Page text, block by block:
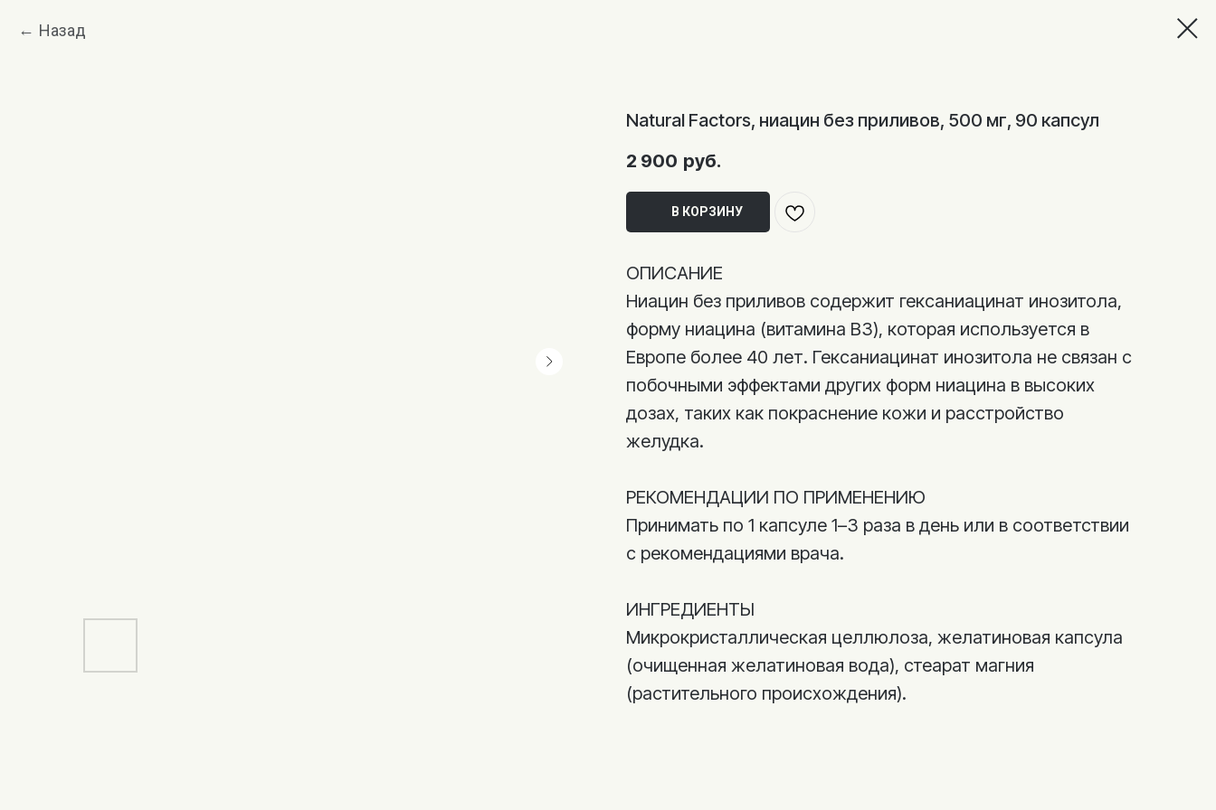
Назад
Natural Factors, ниацин без приливов, 500 мг, 90 капсул
2 900 руб.
В КОРЗИНУ
ОПИСАНИЕ
Ниацин без приливов содержит гексаниацинат инозитола,
форму ниацина (витамина B3), которая используется в
Европе более 40 лет. Гексаниацинат инозитола не связан с
побочными эффектами других форм ниацина в высоких
дозах, таких как покраснение кожи и расстройство
желудка.
РЕКОМЕНДАЦИИ ПО ПРИМЕНЕНИЮ
Принимать по 1 капсуле 1–3 раза в день или в соответствии
с рекомендациями врача.
ИНГРЕДИЕНТЫ
Микрокристаллическая целлюлоза, желатиновая капсула
(очищенная желатиновая вода), стеарат магния
(растительного происхождения).